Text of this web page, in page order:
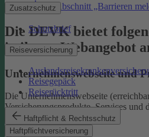
Zusatzschutz
Schutzbrief
Reiseversicherung
Reisegepäck
Reiserücktritt
Haftpflicht & Rechtsschutz
Haftpflichtversicherung
Zu Abschnitt „Barrieren
Die DEVK bietet
in ihrem Webangebot
Unternehmenswebseite und
Die Unternehmenswebseite
Versicherungsprodukte, Services und
DEVK.